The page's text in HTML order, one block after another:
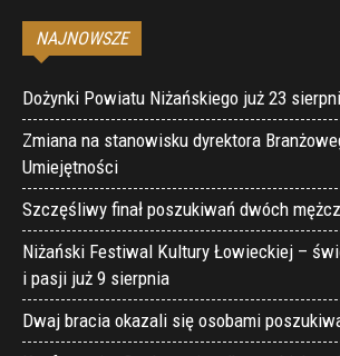
NAJNOWSZE
Dożynki Powiatu Niżańskiego już 23
Zmiana na stanowisku dyrektora
Umiejętności
Szczęśliwy finał poszukiwań dwóch
Niżański Festiwal Kultury Łowieckiej –
i pasji już 9 sierpnia
Dwaj bracia okazali się osobami